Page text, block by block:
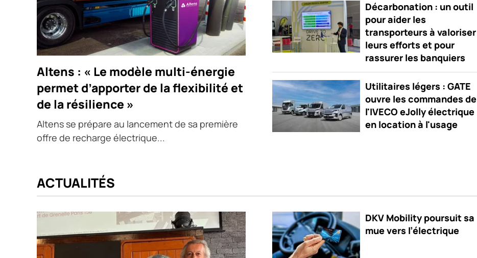
Altens : « Le modèle multi-énergie
permet d’apporter de la flexibilité et
de la résilience »
Altens se prépare au lancement de sa première
offre de recharge électrique...
Décarbonation : un outil
pour aider les
transporteurs à valoriser
leurs efforts et pour
rassurer les banquiers
Utilitaires légers : GATE
ouvre les commandes de
l'IVECO eJolly électrique
en location à l'usage
ACTUALITÉS
DKV Mobility poursuit sa
mue vers l’électrique